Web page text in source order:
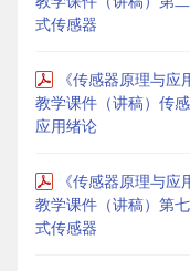
式传感器
《传感器原理与应
教学课件（讲稿）传
应用绪论
《传感器原理与应
教学课件（讲稿）第
式传感器